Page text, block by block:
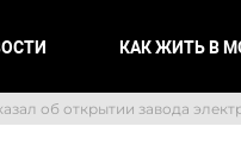
КАК ЖИТЬ В
об открытии завода